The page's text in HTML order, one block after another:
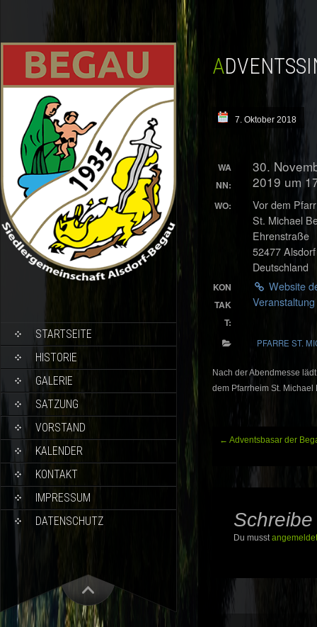
STARTSEITE
HISTORIE
GALERIE
SATZUNG
VORSTAND
KALENDER
KONTAKT
IMPRESSUM
DATENSCHUTZ
7. Oktober 2018
WA
NN:
30.
2019 um
WO:
Vor dem
St. Michael
Ehrenstraße
52477 Alsdorf
Deutschland
KON
TAK
T:
Website
PFARRE ST.
Nach der Abendmesse
dem Pfarrheim St. Michael
Beitragsnavigation
← Adventsbasar der
Du musstangemeldet